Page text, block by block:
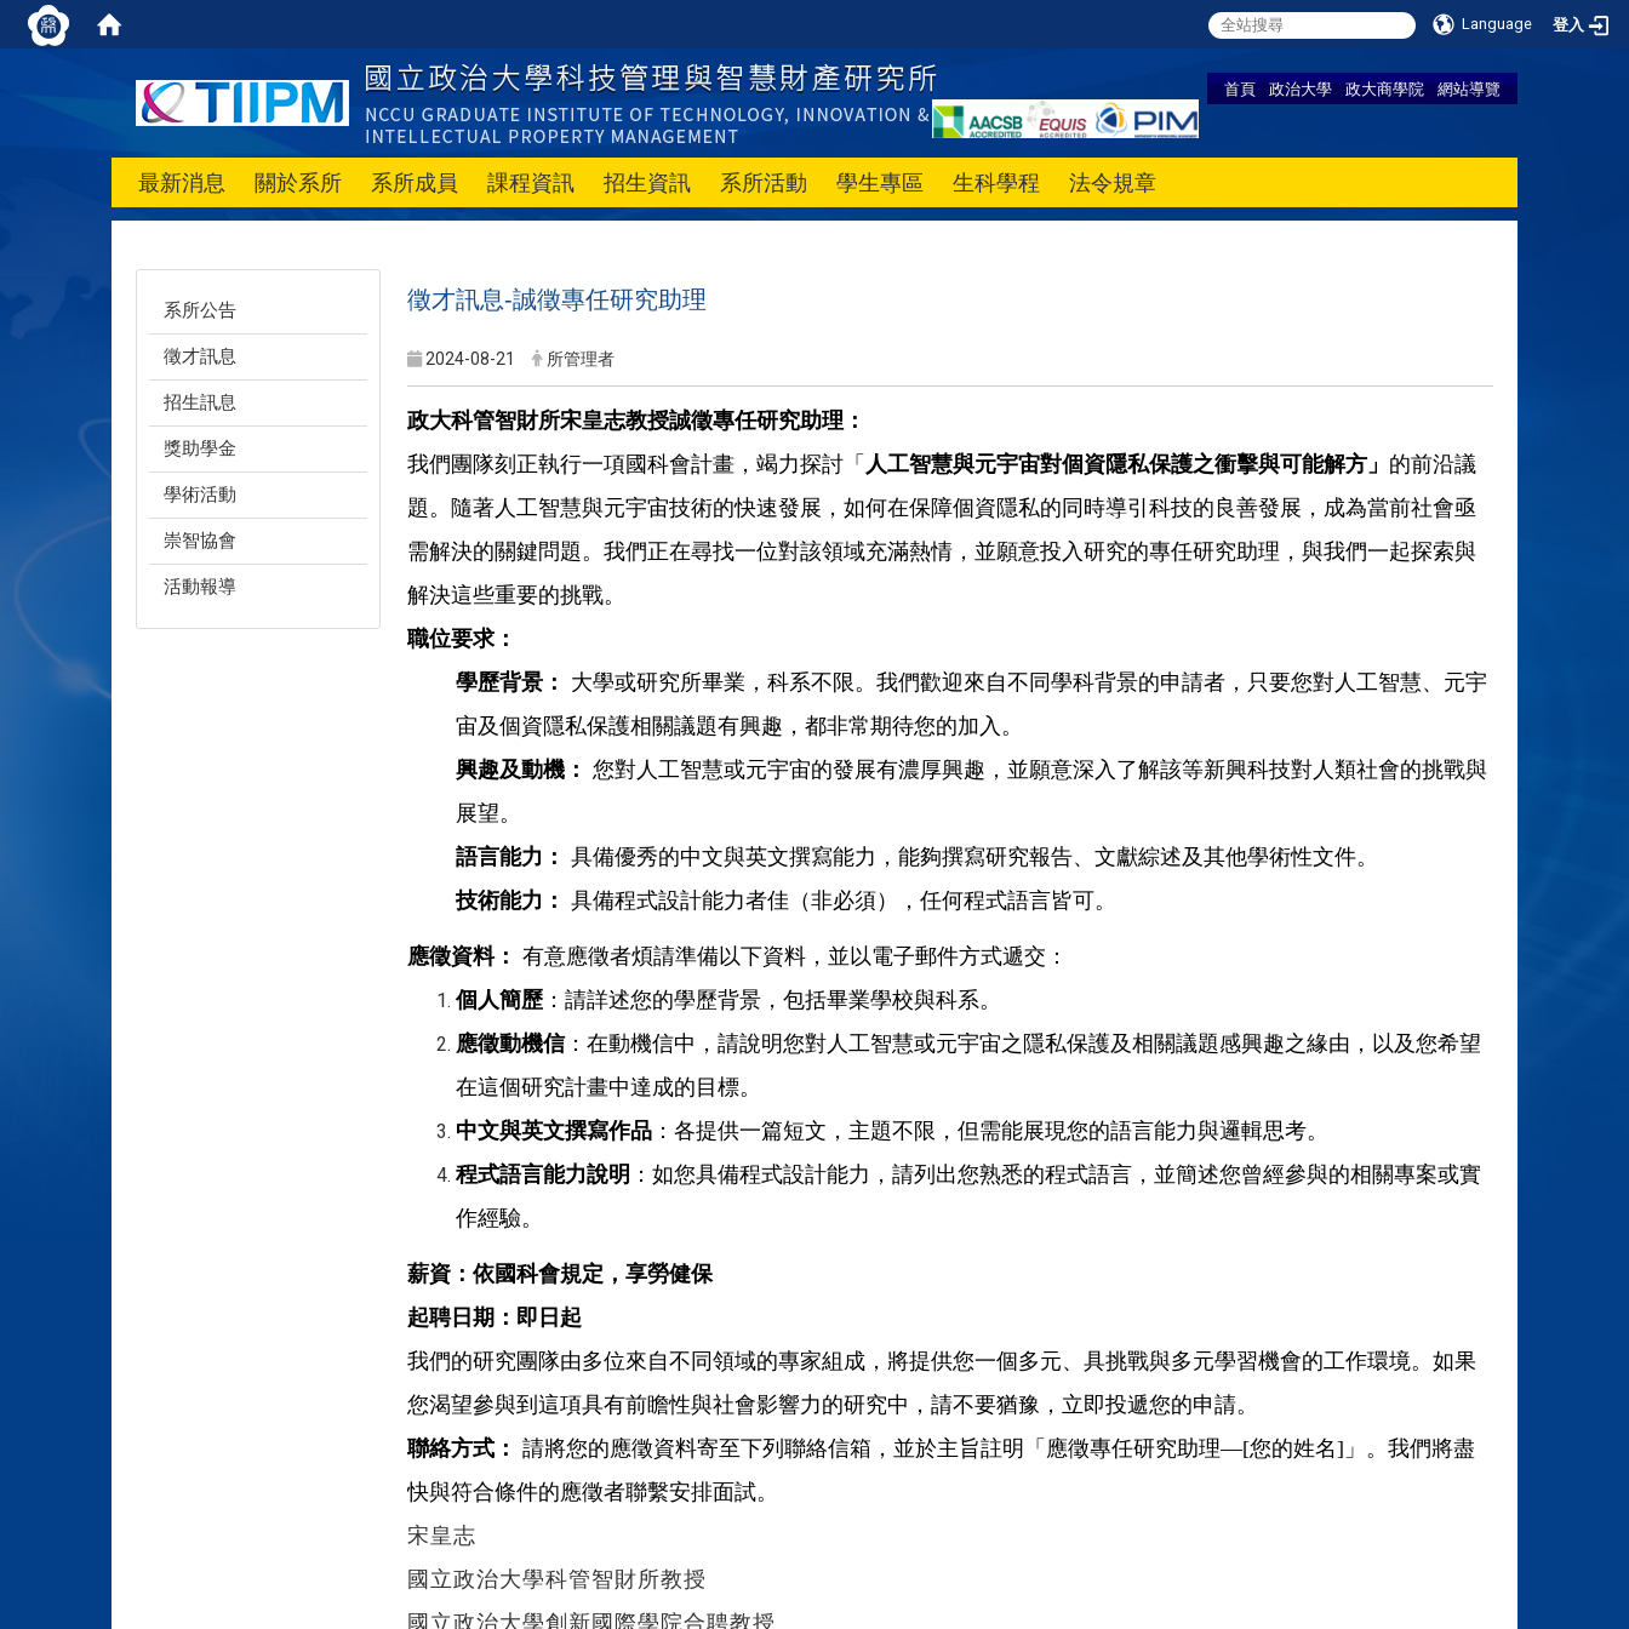
Language 登入
首頁 政治大學 政大商學院 網站導覽
最新消息 關於系所 系所成員 課程資訊 招生資訊 系所活動 學生專區 生科學程 法令規章
系所公告
徵才訊息
招生訊息
獎助學金
學術活動
崇智協會
活動報導
徵才訊息-誠徵專任研究助理
2024-08-21 所管理者
政大科管智財所宋皇志教授誠徵專任研究助理：
我們團隊刻正執行一項國科會計畫，竭力探討「 人工智慧與元宇宙對個資隱私保護之衝擊與可能解方」 的前沿議
題。隨著人工智慧與元宇宙技術的快速發展，如何在保障個資隱私的同時導引科技的良善發展，成為當前社會亟
需解決的關鍵問題。我們正在尋找一位對該領域充滿熱情，並願意投入研究的專任研究助理，與我們一起探索與
解決這些重要的挑戰。
職位要求：
學歷背景：
大學或研究所畢業，科系不限。我們歡迎來自不同學科背景的申請者，只要您對人工智慧、元宇
宙及個資隱私保護相關議題有興趣，都非常期待您的加入。
興趣及動機： 您對人工智慧或元宇宙的發展有濃厚興趣，並願意深入了解該等新興科技對人類社會的挑戰與
展望。
語言能力： 具備優秀的中文與英文撰寫能力，能夠撰寫研究報告、文獻綜述及其他學術性文件。
技術能力： 具備程式設計能力者佳（非必須），任何程式語言皆可。
應徵資料： 有意應徵者煩請準備以下資料，並以電子郵件方式遞交：
個人簡歷 ：請詳述您的學歷背景，包括畢業學校與科系。
應徵動機信：在動機信中，請說明您對人工智慧或元宇宙之隱私保護及相關議題感興趣之緣由，以及您希望
在這個研究計畫中達成的目標。
中文與英文撰寫作品 ：各提供一篇短文，主題不限，但需能展現您的語言能力與邏輯思考。
程式語言能力說明 ：如您具備程式設計能力，請列出您熟悉的程式語言，並簡述您曾經參與的相關專案或實
作經驗。
薪資：依國科會規定，享勞健保
起聘日期：即日起
我們的研究團隊由多位來自不同領域的專家組成，將提供您一個多元、具挑戰與多元學習機會的工作環境。如果
您渴望參與到這項具有前瞻性與社會影響力的研究中，請不要猶豫，立即投遞您的申請。
聯絡方式： 請將您的應徵資料寄至下列聯絡信箱，並於主旨註明「應徵專任研究助理—[您的姓名] 」。我們將盡
快與符合條件的應徵者聯繫安排面試。
宋皇志
國立政治大學科管智財所教授
國立政治大學創新國際學院合聘教授